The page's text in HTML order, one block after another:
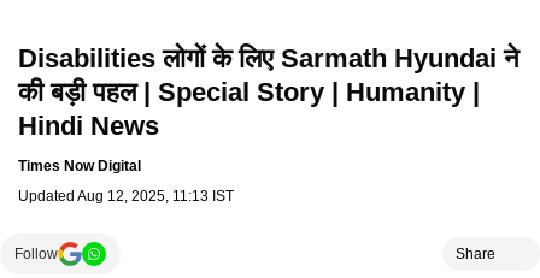
Playing in picture-in-picture
Disabilities लोगों के लिए Sarmath Hyundai ने
की बड़ी पहल | Special Story | Humanity |
Hindi News
Times Now Digital
Updated Aug 12, 2025, 11:13 IST
Follow Share